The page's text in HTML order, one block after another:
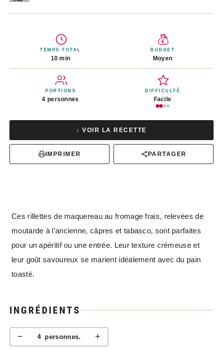
TEMPS TOTAL
10 min
BUDGET
Moyen
PORTIONS
4 personnes
DIFFICULTÉ
Facile
↓ VOIR LA RECETTE
IMPRIMER PARTAGER
Ces rillettes de maquereau au fromage frais, relevées de
moutarde à l’ancienne, câpres et tabasco, sont parfaites
pour un apéritif ou une entrée. Leur texture crémeuse et
leur goût savoureux se marient idéalement avec du pain
toasté.
INGRÉDIENTS
− 4personnes. +